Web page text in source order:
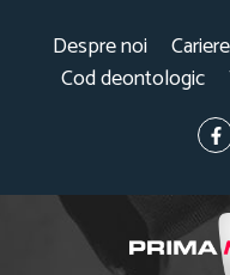
Despre noi Cariere
Cod deontologic